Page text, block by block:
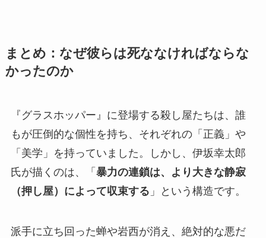
まとめ：なぜ彼らは死ななければならな
かったのか
『グラスホッパー』に登場する殺し屋たちは、誰
もが圧倒的な個性を持ち、それぞれの「正義」や
「美学」を持っていました。しかし、伊坂幸太郎
氏が描くのは、「 暴力の連鎖は、より大きな静寂
（押し屋）によって収束する 」という構造です。
派手に立ち回った蝉や岩西が消え、絶対的な悪だ